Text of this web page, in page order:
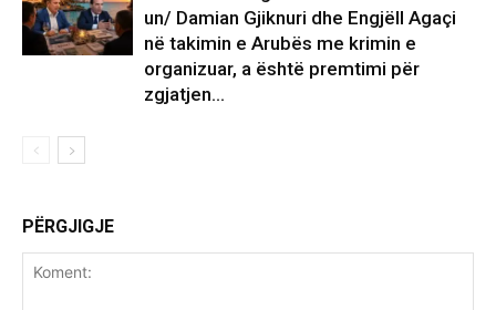
un/ Damian Gjiknuri dhe Engjëll Agaçi
në takimin e Arubës me krimin e
organizuar, a është premtimi për
zgjatjen...
PËRGJIGJE